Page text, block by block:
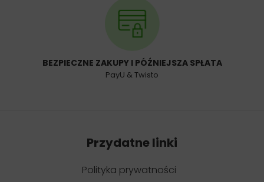
BEZPIECZNE ZAKUPY I PÓŹNIEJSZA SPŁATA
PayU & Twisto
Przydatne linki
Polityka prywatności